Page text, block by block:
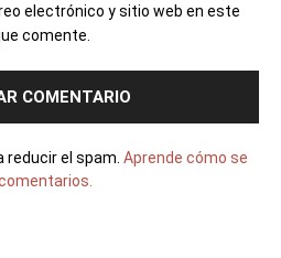
electrónico y sitio web en este
comente.
el spam. Aprende cómo se